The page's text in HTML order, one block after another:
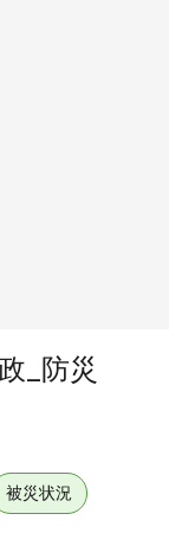
_防災
被災状況